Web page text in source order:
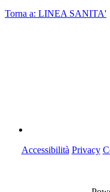
Torna a: LINEA SANITA'
Accessibilità Privacy